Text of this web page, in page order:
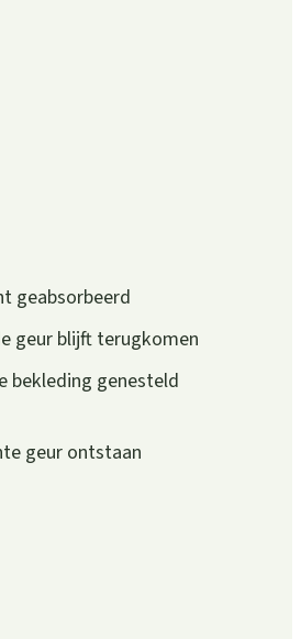
geabsorbeerd
geur blijft terugkomen
bekleding genesteld
geur ontstaan